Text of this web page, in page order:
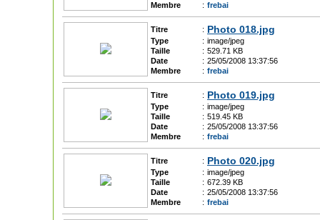
Membre
: frebai
Titre : Photo 018.jpg
Type : image/jpeg
Taille
: 529.71 KB
Date
: 25/05/2008 13:37:56
Membre
: frebai
Titre : Photo 019.jpg
Type : image/jpeg
Taille
: 519.45 KB
Date
: 25/05/2008 13:37:56
Membre
: frebai
Titre : Photo 020.jpg
Type : image/jpeg
Taille
: 672.39 KB
Date
: 25/05/2008 13:37:56
Membre
: frebai